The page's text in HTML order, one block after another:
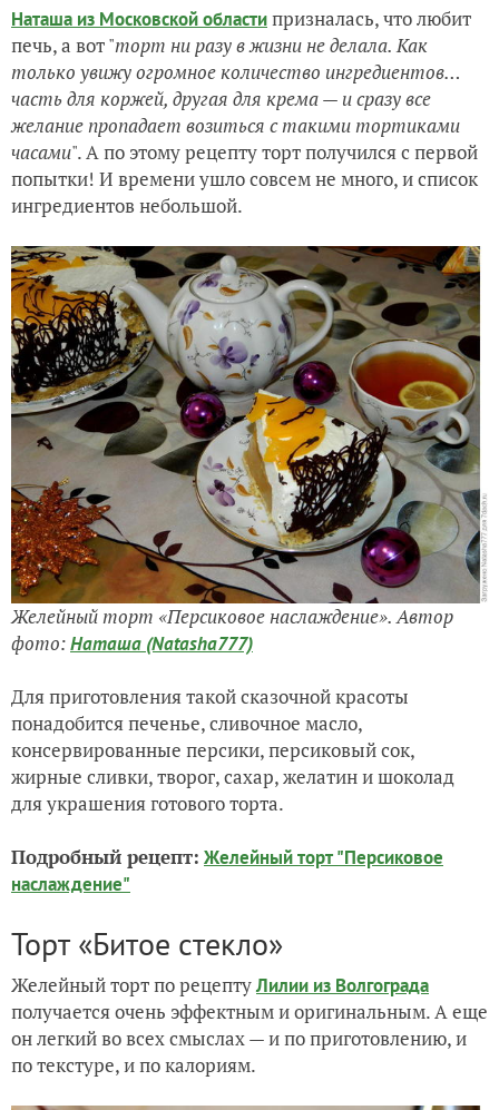
Наташа из Московской областипризналась, что любит
печь, а вот "торт ни разу в жизни не делала. Как
только увижу огромное количество ингредиентов…
часть для коржей, другая для крема — и сразу все
желание пропадает возиться с такими тортиками
часами". А по этому рецепту торт получился с первой
попытки! И времени ушло совсем не много, и список
ингредиентов небольшой.
Желейный торт «Персиковое наслаждение». Автор
фото:Наташа (Natasha777)
Для приготовления такой сказочной красоты
понадобится печенье, сливочное масло,
консервированные персики, персиковый сок,
жирные сливки, творог, сахар, желатин и шоколад
для украшения готового торта.
Подробный рецепт: Желейный торт "Персиковое
наслаждение"
Торт «Битое стекло»
Желейный торт по рецептуЛилии из Волгограда
получается очень эффектным и оригинальным. А еще
он легкий во всех смыслах — и по приготовлению, и
по текстуре, и по калориям.